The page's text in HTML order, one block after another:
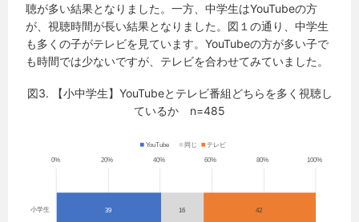
聴が多い結果となりました。一方、中学生はYouTubeの方
が、視聴時間が長い結果となりました。図１の通り、中学生
も多くの子がテレビを見ています。YouTubeの方が多い子で
も時間では少ないですが、テレビを合わせてみていました。
図3. 【小中学生】YouTubeとテレビ番組どちらを多く視聴し
ているか n=485